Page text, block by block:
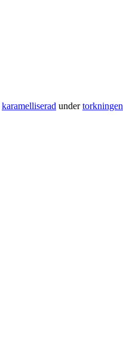
karamelliserad undertorkningen